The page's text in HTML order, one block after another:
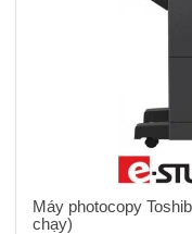
Máy photocopy
chạy)